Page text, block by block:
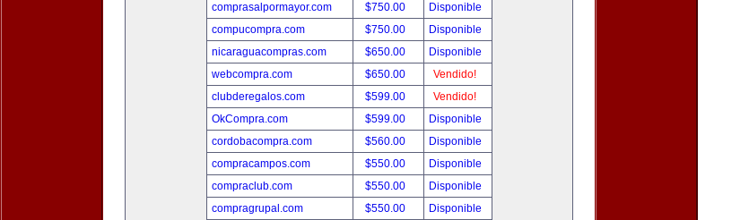
comprasalpormayor.com
$750.00
Disponible
compucompra.com
$750.00
Disponible
nicaraguacompras.com
$650.00
Disponible
webcompra.com
$650.00
Vendido!
clubderegalos.com
$599.00
Vendido!
OkCompra.com
$599.00
Disponible
cordobacompra.com
$560.00
Disponible
compracampos.com
$550.00
Disponible
compraclub.com
$550.00
Disponible
compragrupal.com
$550.00
Disponible